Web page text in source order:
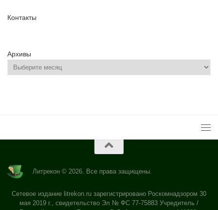
Контакты
Архивы
Литрекон © 2026. Все права защищены.
Сетевое издание litrekon.ru зарегистрировано Роскомнадзором 30
мая 2019 г., свидетельство Эл № ФС 77-75883 Учредитель /